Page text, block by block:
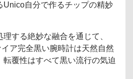
Unico自分で作るチップの精妙
する絶妙な融合を通じて、
ア完全黒い腕時計は天然自然
覆性はすべて黒い流行の気迫